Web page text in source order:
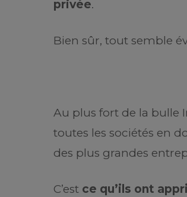
privée.
Bien sûr, tout semble
Au plus fort de la bulle
toutes les sociétés en
des plus grandes
C’est ce qu’ils ont